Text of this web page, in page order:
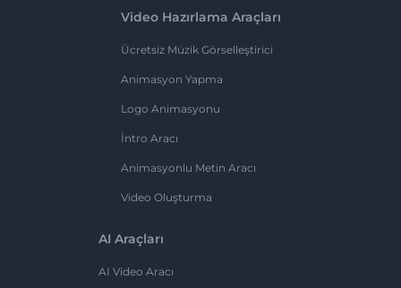
Video Hazırlama Araçları
Ücretsiz Müzik Görselleştirici
Animasyon Yapma
Logo Animasyonu
İntro Aracı
Animasyonlu Metin Aracı
Video Oluşturma
AI Araçları
AI Video Aracı